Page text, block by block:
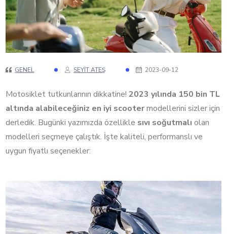
GENEL SEYIT ATEŞ 2023-09-12
Motosiklet tutkunlarının dikkatine!2023 yılında 150 bin TL
altında alabileceğiniz en iyi scootermodellerini sizler için
derledik. Bugünki yazımızda özellikle sıvı soğutmalı olan
modelleri seçmeye çalıştık. İşte kaliteli, performanslı ve
uygun fiyatlı seçenekler: